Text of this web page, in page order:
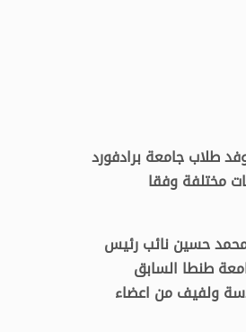
طلاب جامعة برادفورد
و يضم ٣٢ طالبا من تخصصات مختلفة وفقا
محمد حسين نائب رئيس
طنطا السابق
ولفيف من اعضاء